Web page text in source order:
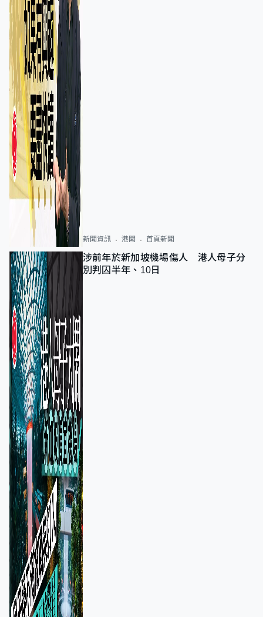
新聞資訊 港聞 首頁新聞
涉前年於新加坡機場傷人 港人母子分
別判囚半年、10日